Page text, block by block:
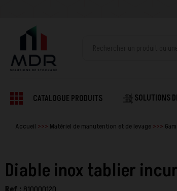
CATALOGUE PRODUITS SOLUTIONS
Accueil Matériel de manutention et de levage
Diable inox tablier